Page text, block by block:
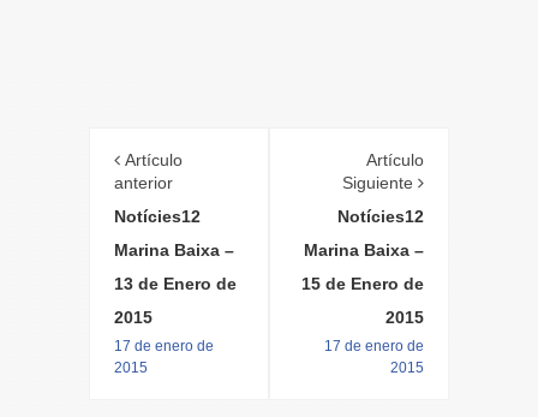
Artículo
anterior
Notícies12
Marina Baixa –
13 de Enero de
2015
17 de enero de
2015
Artículo
Siguiente
Notícies12
Marina Baixa –
15 de Enero de
2015
17 de enero de
2015